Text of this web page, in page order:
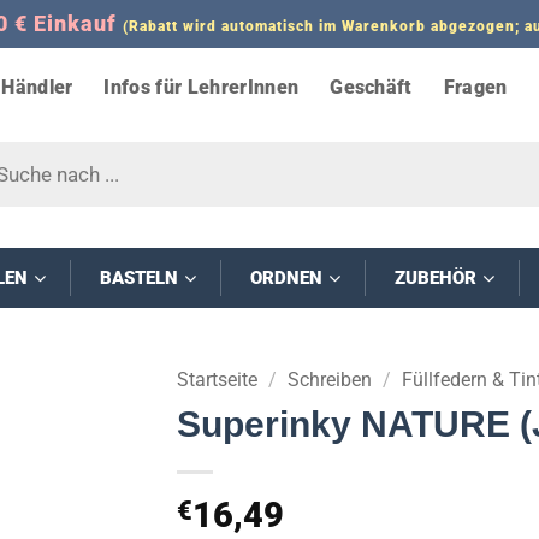
€ Einkauf (Rabatt wird automatisch im Warenkorb abgezogen;
Händler Infos für LehrerInnen Geschäft Fragen
BASTELN ORDNEN ZUBEHÖR
Startseite / Schreiben / Füllfedern &
Superinky NATURE
€16,49